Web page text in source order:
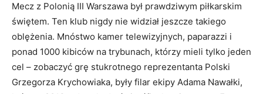
Mecz z Polonią III Warszawa był prawdziwym piłkarskim
świętem. Ten klub nigdy nie widział jeszcze takiego
oblężenia. Mnóstwo kamer telewizyjnych, paparazzi i
ponad 1000 kibiców na trybunach, którzy mieli tylko jeden
cel – zobaczyć grę stukrotnego reprezentanta Polski
Grzegorza Krychowiaka, były filar ekipy Adama Nawałki,